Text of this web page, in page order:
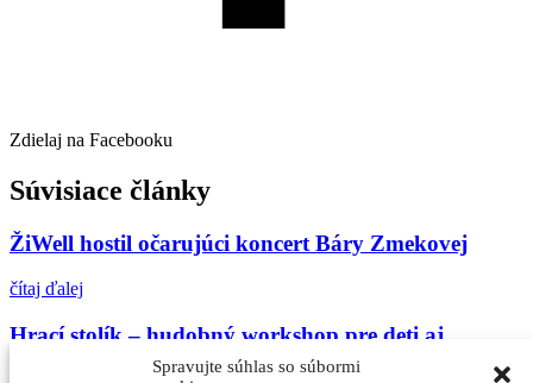
Spravujte súhlas so súbormi
Zdielaj na Facebooku
Súvisiace články
ŽiWell hostil očarujúci koncert Báry Zmekovej
čítaj ďalej
Hrací stolík – hudobný workshop pre deti aj